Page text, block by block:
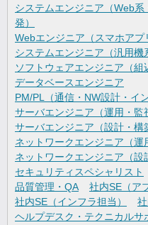
システムエンジニア（Web
発）
Webエンジニア（スマホアプ
システムエンジニア（汎用機
ソフトウェアエンジニア（組
データベースエンジニア
PM/PL（通信・NW設計・イ
サーバエンジニア（運用・監
サーバエンジニア（設計・構
ネットワークエンジニア（運
ネットワークエンジニア（設
セキュリティスペシャリスト
品質管理・QA
社内SE（ア
社内SE（インフラ担当）
ヘルプデスク・テクニカルサ